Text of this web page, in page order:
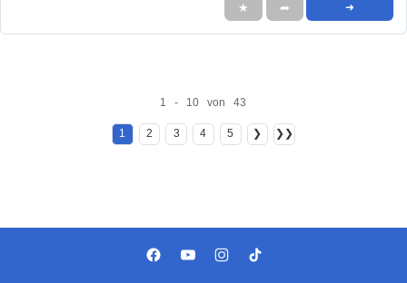
★ ➦ ➜
1 - 10 von 43
1 2 3 4 5 ❯ ❯❯